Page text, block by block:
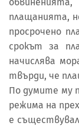
плащанията,
просрочено
срокът за
начислява
твърди, че
По думите му
режима на
е